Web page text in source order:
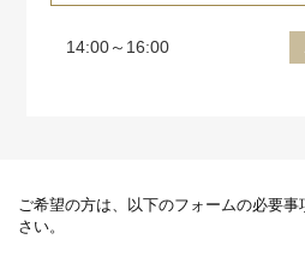
14:00～16:00